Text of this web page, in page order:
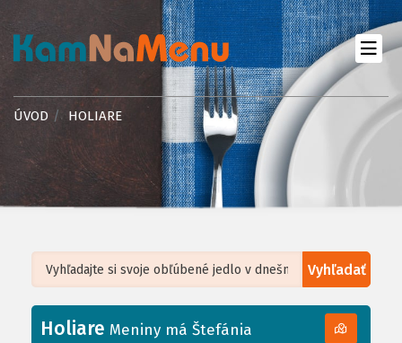
ÚVOD HOLIARE
Vyhľadať
+
Leaflet| ©OpenStreetMap, Tiles courtesy ofHumanitarian OpenStreetMap
Holiare Meniny má Štefánia